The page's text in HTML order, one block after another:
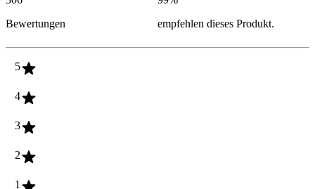
Bewertungen
empfehlen dieses Produkt.
5
4
3
2
1